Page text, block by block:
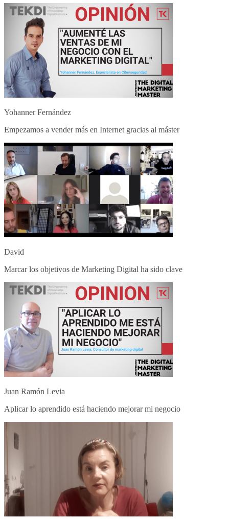
Yohanner Fernández
Empezamos a vender más en Internet gracias al máster
David
Marcar los objetivos de Marketing Digital ha sido clave
Juan Ramón Levia
Aplicar lo aprendido está haciendo mejorar mi negocio